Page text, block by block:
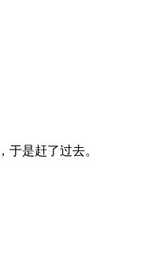
是赶了过去。